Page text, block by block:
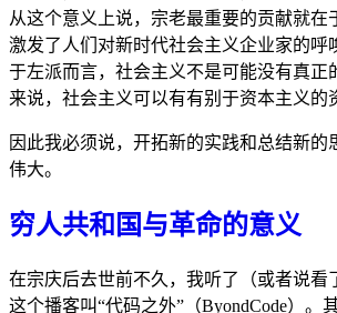
从这个意义上说，宗老最重要的贡献就在
激发了人们对新时代社会主义企业家的呼
于左派而言，社会主义不是可能没有真正
来说，社会主义可以有有别于资本主义的
因此我必须说，开拓新的实践和总结新的
伟大。
穷人共和国与革命的意义
在宗庆后去世前不久，我听了（或者说看
这个播客叫“代码之外”（ByondCode）。